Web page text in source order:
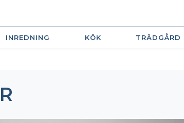
INREDNING KÖK TRÄDGÅRD